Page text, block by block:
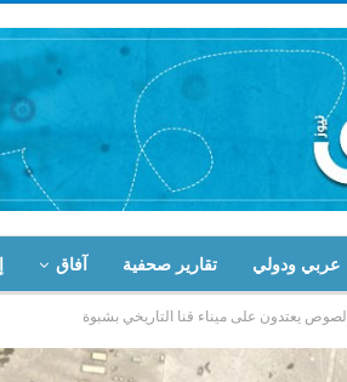
عربي ودولي تقارير صحفية آفاق
لصوص يعتدون على ميناء قنا التاريخي بشبوة